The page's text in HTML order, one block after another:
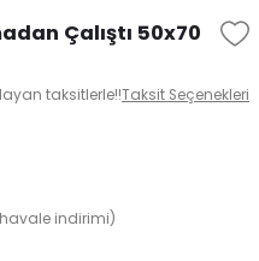
Çalıştı 50x70
taksitlerle!!Taksit Seçenekleri
havale indirimi)